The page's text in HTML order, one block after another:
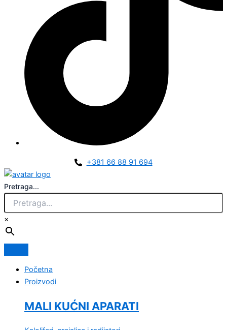
+381 66 88 91 694
Pretraga...
×
Početna
Proizvodi
MALI KUĆNI APARATI